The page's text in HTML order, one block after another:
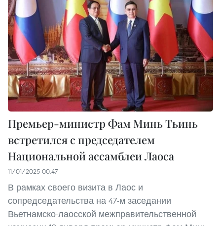
Премьер-министр Фам Минь Тьинь
встретился с председателем
Национальной ассамблеи Лаоса
11/01/2025 00:47
В рамках своего визита в Лаос и
сопредседательства на 47-м заседании
Вьетнамско-лаосской межправительственной